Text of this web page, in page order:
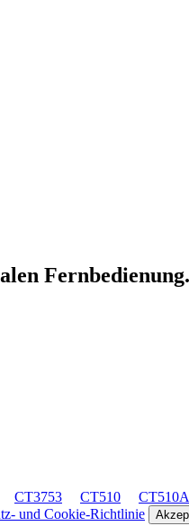
Fernbedienung.
CT3753 CT510 CT510A
und Cookie-Richtlinie